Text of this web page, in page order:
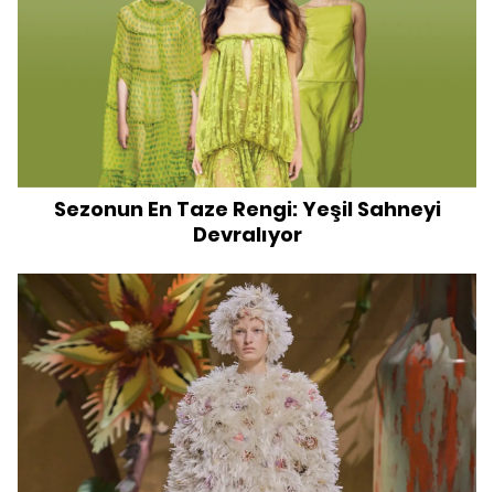
Sezonun En Taze Rengi: Yeşil Sahneyi
Devralıyor